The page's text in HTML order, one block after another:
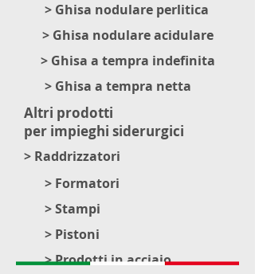
> Ghisa nodulare perlitica
> Ghisa nodulare acidulare
> Ghisa a tempra indefinita
> Ghisa a tempra netta
Altri prodotti
per impieghi siderurgici
> Raddrizzatori
> Formatori
> Stampi
> Pistoni
> Prodotti in acciaio